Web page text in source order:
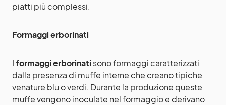
piatti più complessi.
Formaggi erborinati
Iformaggi erborinati sono formaggi caratterizzati
dalla presenza di muffe interne che creano tipiche
venature blu o verdi. Durante la produzione queste
muffe vengono inoculate nel formaggio e derivano